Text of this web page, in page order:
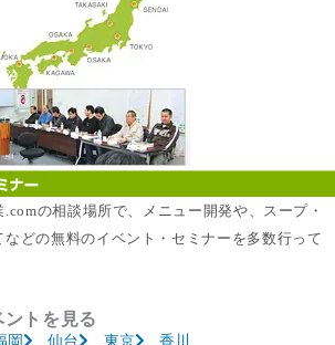
の相談場所で、メニュー開発や、スープ・
どの無料のイベント・セミナーを多数行って
トを見る
岡 仙台 東京 香川